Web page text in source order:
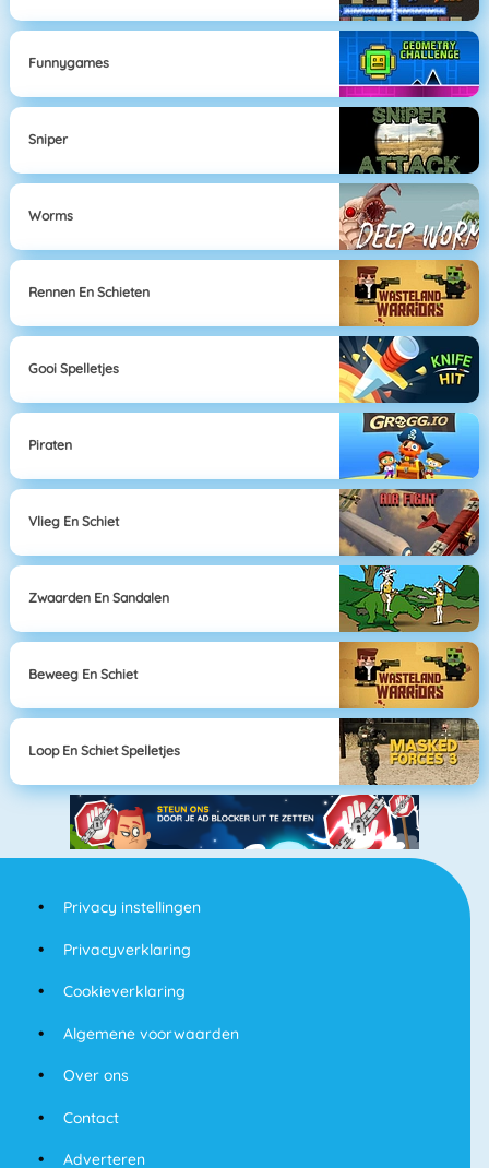
Funnygames
Sniper
Worms
Rennen En Schieten
Gooi Spelletjes
Piraten
Vlieg En Schiet
Zwaarden En Sandalen
Beweeg En Schiet
Loop En Schiet Spelletjes
Privacy instellingen
Privacyverklaring
Cookieverklaring
Algemene voorwaarden
Over ons
Contact
Adverteren